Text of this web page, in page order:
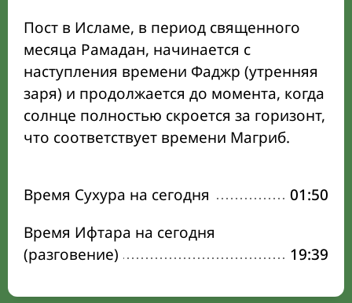
Пост в Исламе, в период священного
месяца Рамадан, начинается с
наступления времени Фаджр (утренняя
заря) и продолжается до момента, когда
солнце полностью скроется за горизонт,
что соответствует времени Магриб.
Время Сухура на сегодня
01:50
Время Ифтара на сегодня
(разговение)
19:39